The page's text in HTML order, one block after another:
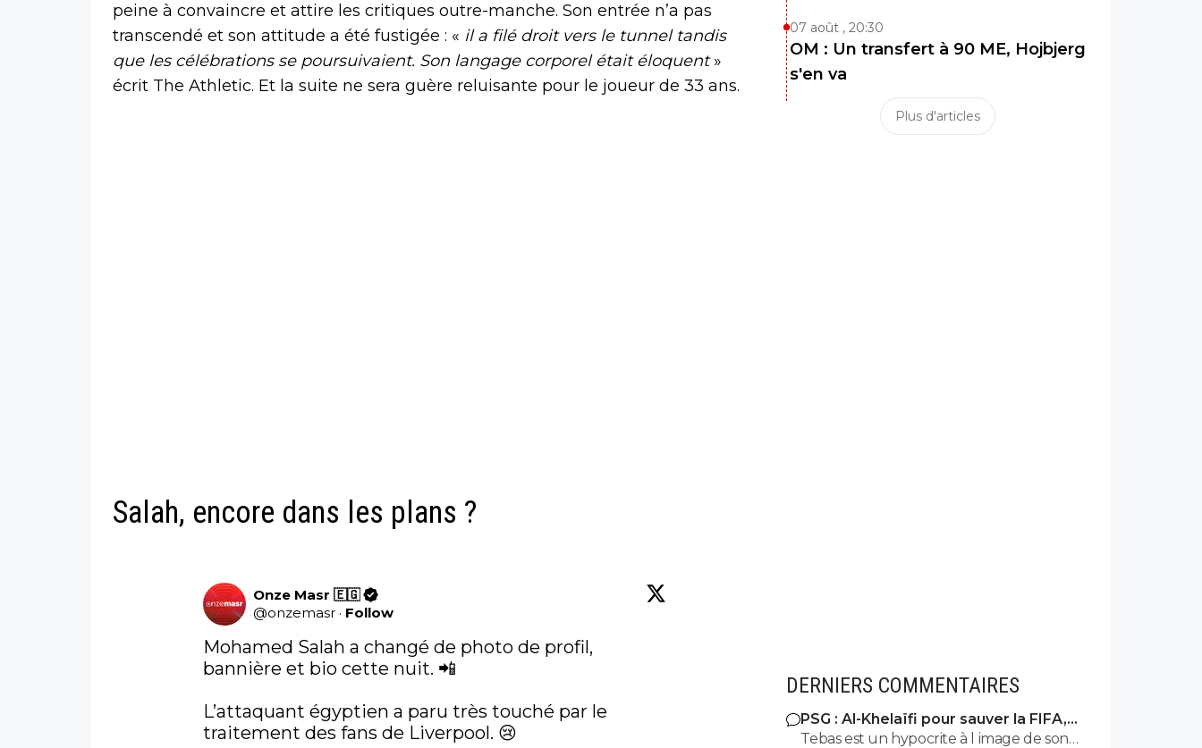
peine à convaincre et attire les critiques outre-manche. Son entrée n’a pas
transcendé et son attitude a été fustigée : « il a filé droit vers le tunnel tandis
que les célébrations se poursuivaient. Son langage corporel était éloquent»
écrit The Athletic. Et la suite ne sera guère reluisante pour le joueur de 33 ans.
Salah, encore dans les plans ?
Onze Masr 🇪🇬
@onzemasr · Follow
Mohamed Salah a changé de photo de profil,
bannière et bio cette nuit. 📲
L’attaquant égyptien a paru très touché par le
traitement des fans de Liverpool. 😢
07 août , 20:30
OM : Un transfert à 90 ME, Hojbjerg
s'en va
Plus d'articles
DERNIERS COMMENTAIRES
PSG : Al-Khelaïfi pour sauver la FIFA,
c'est son cauchemar
Tebas est un hypocrite à l image de son